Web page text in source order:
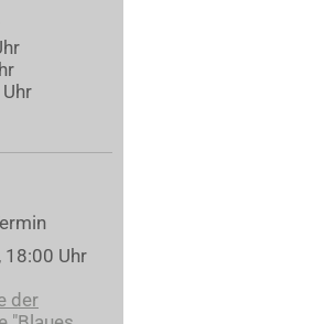
18:00 Uhr
der